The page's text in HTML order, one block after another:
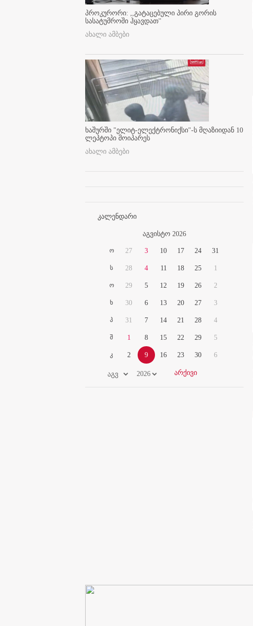
პროკურორი: ,,გატაცებული პირი გორის
სასატუმროში ჰყავდათ''
ახალი ამბები
ხაშურში "ელიტ-ელექტრონიქსი"-ს მღაზიიდან 10
ლეპტოპი მოიპარეს
ახალი ამბები
კალენდარი
აგვისტო 2026
ო
ს
ო
ხ
პ
შ
კ
27
28
29
30
31
1
2
3
4
5
6
7
8
9
10
11
12
13
14
15
16
17
18
19
20
21
22
23
24
25
26
27
28
29
30
31
1
2
3
4
5
6